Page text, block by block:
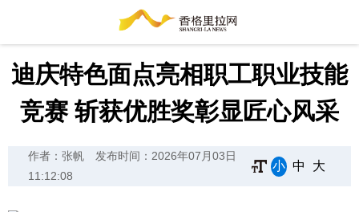
迪庆特色面点亮相职工职业技能
竞赛 斩获优胜奖彰显匠心风采
作者：张帆
发布时间：2026年07月03日
11:12:08
小 中 大